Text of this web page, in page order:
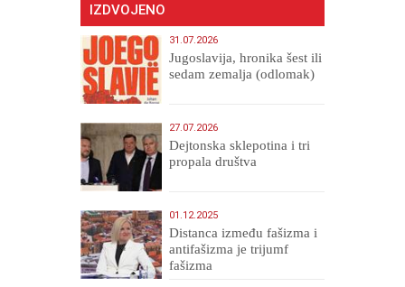
IZDVOJENO
31.07.2026
Jugoslavija, hronika šest ili
sedam zemalja (odlomak)
27.07.2026
Dejtonska sklepotina i tri
propala društva
01.12.2025
Distanca između fašizma i
antifašizma je trijumf
fašizma